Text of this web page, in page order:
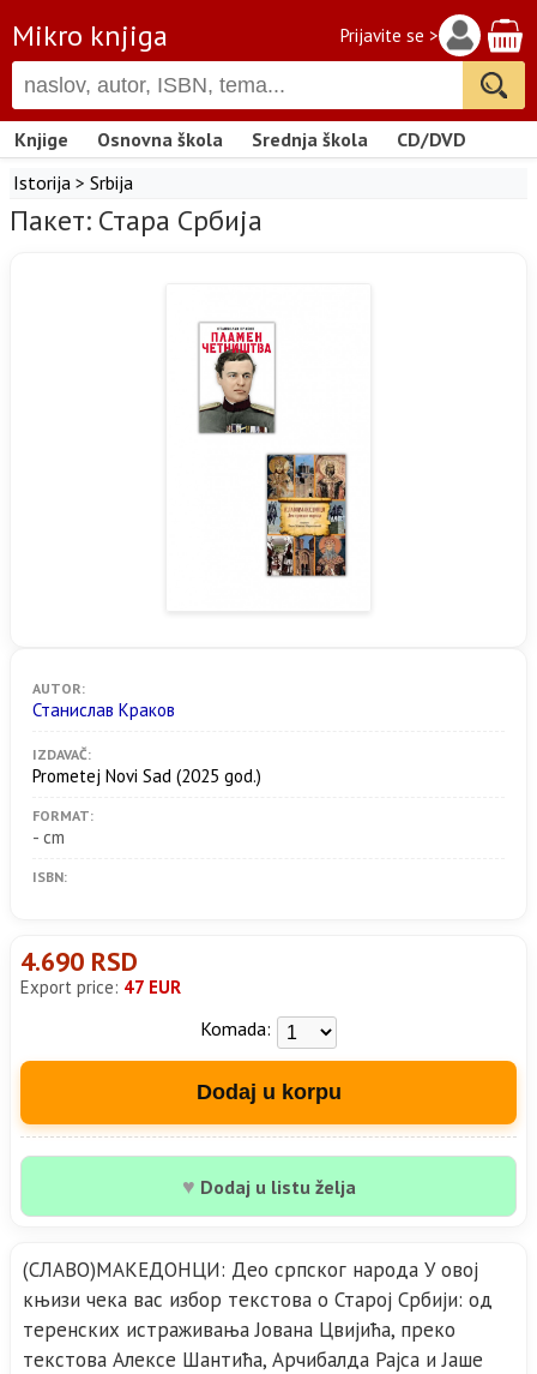
Mikro knjiga Prijavite se >
Knjige Osnovna škola Srednja škola
CD/DVD
Istorija > Srbija
Пакет: Стара Србија
AUTOR:
Станислав Краков
IZDAVAČ:
Prometej Novi Sad (2025 god.)
FORMAT:
- cm
ISBN:
4.690 RSD
Export price: 47 EUR
Komada:
Dodaj u korpu
♥ Dodaj u listu želja
(СЛАВО)МАКЕДОНЦИ: Део српског народа У овој
књизи чека вас избор текстова о Старој Србији: од
теренских истраживања Јована Цвијића, преко
текстова Алексе Шантића, Арчибалда Рајса и Јаше